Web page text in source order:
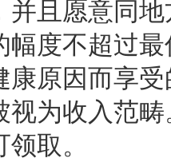
并且愿意同
幅度不超过
康原因而享
视为收入范
领取。